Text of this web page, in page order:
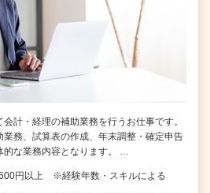
計・経理の補助業務を行うお仕事です。
業務、試算表の作成、年末調整・確定申告
的な業務内容となります。 …
円以上 ※経験年数・スキルによる